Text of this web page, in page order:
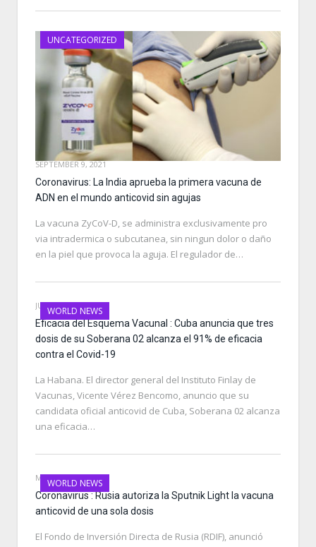
UNCATEGORIZED
SEPTEMBER 9, 2021
Coronavirus: La India aprueba la primera vacuna de
ADN en el mundo anticovid sin agujas
La vacuna ZyCoV-D, se administra exclusivamente pro
via intradermica o subcutanea, sin ningun dolor o daño
en la piel que provoca la aguja. El regulador de…
WORLD NEWS
JULY 9, 2021
Eficacia del Esquema Vacunal : Cuba anuncia que tres
dosis de su Soberana 02 alcanza el 91% de eficacia
contra el Covid-19
La Habana. El director general del Instituto Finlay de
Vacunas, Vicente Vérez Bencomo, anuncio que su
candidata oficial anticovid de Cuba, Soberana 02 alcanza
una eficacia…
WORLD NEWS
MAY 6, 2021
Coronavirus : Rusia autoriza la Sputnik Light la vacuna
anticovid de una sola dosis
El Fondo de Inversión Directa de Rusia (RDIF), anunció